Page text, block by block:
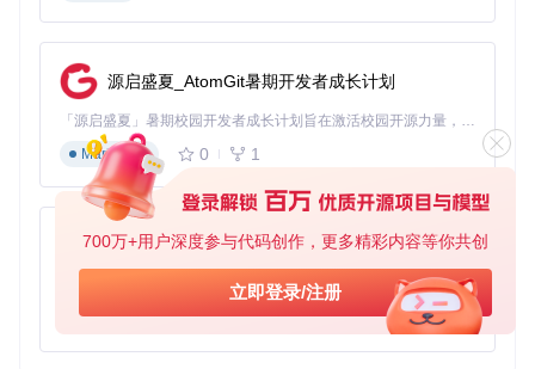
700万+用户深度参与代码创作，更多精彩内容等你共创
立即登录/注册
按原目录结构保存结果
支持多种输出格式，满足不同需求
全局设置：个性化你的OCR体验
一键切换主题风格
自定义界面大小和字体
开机启动、窗口置顶等便捷设置
多语言支持：打破语言壁垒
10+种界面语言实时切换
源启盛夏_AtomGit暑期开发者成长计划
「源启盛夏」暑期校园开发者成长计划旨在激活校园开源力量，通过积分激励、认证扶持、资源倾斜等形式，引导高校组织和开发者完成「入驻 — 建项目 — 做贡献 — 获认证 — 得资源」的完整闭环。无论你是想带领社团入驻平台的组织者，还是希望用代码贡献证明自己的开发者，都能在这里找到属于你的成长路径。
Markdown
0 1
py-xiaozhi
基于Python的Xiaozhi AI，适用于想要完整Xiaozhi体验而无需拥有专用硬件的用户。
Python
0 1